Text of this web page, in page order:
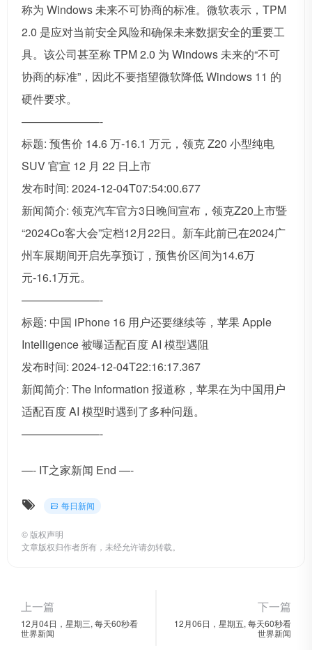
称为 Windows 未来不可协商的标准。微软表示，TPM
2.0 是应对当前安全风险和确保未来数据安全的重要工
具。该公司甚至称 TPM 2.0 为 Windows 未来的“不可
协商的标准”，因此不要指望微软降低 Windows 11 的
硬件要求。
———————-
标题: 预售价 14.6 万-16.1 万元，领克 Z20 小型纯电
SUV 官宣 12 月 22 日上市
发布时间: 2024-12-04T07:54:00.677
新闻简介: 领克汽车官方3日晚间宣布，领克Z20上市暨
“2024Co客大会”定档12月22日。新车此前已在2024广
州车展期间开启先享预订，预售价区间为14.6万
元-16.1万元。
———————-
标题: 中国 iPhone 16 用户还要继续等，苹果 Apple
Intelligence 被曝适配百度 AI 模型遇阻
发布时间: 2024-12-04T22:16:17.367
新闻简介: The Information 报道称，苹果在为中国用户
适配百度 AI 模型时遇到了多种问题。
———————-
—- IT之家新闻 End —-
每日新闻
© 版权声明
文章版权归作者所有，未经允许请勿转载。
上一篇
12月04日，星期三, 每天60秒看
世界新闻
下一篇
12月06日，星期五, 每天60秒看
世界新闻